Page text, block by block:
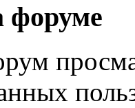
форуме